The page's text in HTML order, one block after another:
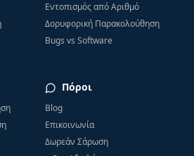
Εντοπισμός από Αριθμό
Δορυφορική Παρακολούθηση
Bugs vs Software
Πόροι
Blog
Επικοινωνία
Δωρεάν Σάρωση